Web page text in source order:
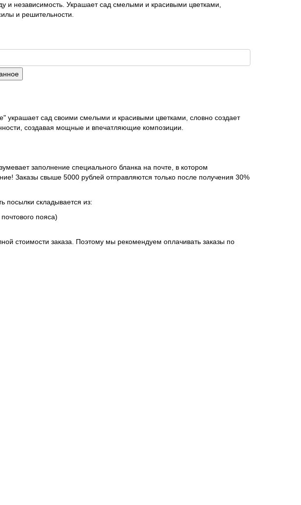
и независимость. Украшает сад смелыми и красивыми цветками,
и решительности.
украшает сад своими смелыми и красивыми цветками, словно создает
создавая мощные и впечатляющие композиции.
заполнение специального бланка на почте, в котором
Заказы свыше 5000 рублей отправляются только после получения 30%
посылки складывается из:
пояса)
стоимости заказа. Поэтому мы рекомендуем оплачивать заказы по